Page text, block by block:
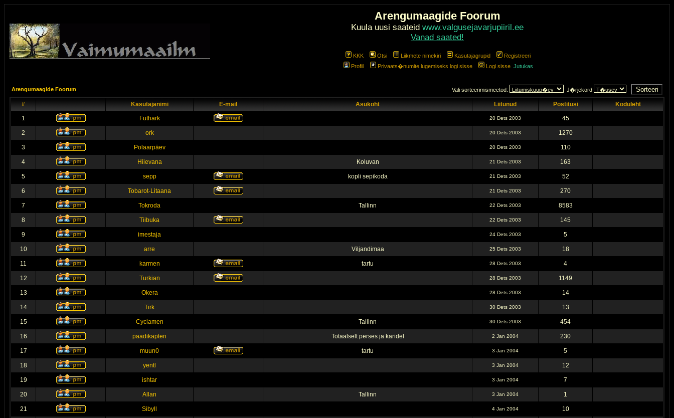
Arengumaagide Foorum
Kuula uusi saateid www.valgusejavarjupiiril.ee
Vanad saated!
KKK Otsi Liikmete nimekiri Kasutajagrupid
Registreeri
Profiil
Privaats�numite lugemiseks logi sisse Logi sisse Jutukas
Arengumaagide Foorum Vali sorteerimismeetod: J�rjekord
# Kasutajanimi E-mail Asukoht Liitunud Postitusi
Koduleht
1
Futhark 20 Dets 2003 45
2 ork 20 Dets 2003 1270
3 Polaarpäev 20 Dets 2003 110
4 Hiievana Koluvan 21 Dets 2003 163
5 sepp kopli sepikoda 21 Dets 2003 52
6 Tobarot-Litaana 21 Dets 2003 270
7 Tokroda Tallinn 22 Dets 2003 8583
8 Tiibuka 22 Dets 2003 145
9 imestaja 24 Dets 2003 5
10 arre Viljandimaa 25 Dets 2003 18
11 karmen tartu 28 Dets 2003 4
12 Turkian 28 Dets 2003 1149
13 Okera 28 Dets 2003 14
14 Tirk 30 Dets 2003 13
15 Cyclamen Tallinn 30 Dets 2003 454
16 paadikapten Totaalselt perses ja karidel 2 Jan 2004 230
17 muun0 tartu 3 Jan 2004 5
18 yentl 3 Jan 2004 12
19 ishtar 3 Jan 2004 7
20 Allan Tallinn 3 Jan 2004 1
21 Sibyll 4 Jan 2004 10